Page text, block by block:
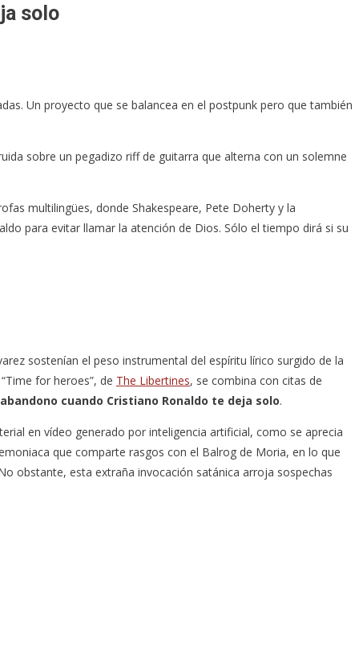
solo
Un proyecto que se balancea en el postpunk pero que también
sobre un pegadizo riff de guitarra que alterna con un solemne
multilingües, donde Shakespeare, Pete Doherty y la
para evitar llamar la atención de Dios. Sólo el tiempo dirá si su
sostenían el peso instrumental del espíritu lírico surgido de la
for heroes”, de The Libertines, se combina con citas de
cuando Cristiano Ronaldo te deja solo.
en vídeo generado por inteligencia artificial, como se aprecia
que comparte rasgos con el Balrog de Moria, en lo que
obstante, esta extraña invocación satánica arroja sospechas